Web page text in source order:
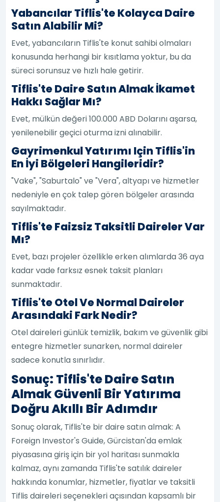
Yabancılar Tiflis'te Kolayca Daire
Satın Alabilir Mi?
Evet, yabancıların Tiflis'te konut sahibi olmaları
konusunda herhangi bir kısıtlama yoktur, bu da
süreci sorunsuz ve hızlı hale getirir.
Tiflis'te Daire Satın Almak İkamet
Hakkı Sağlar Mı?
Evet, mülkün değeri 100.000 ABD Dolarını aşarsa,
yenilenebilir geçici oturma izni alınabilir.
Gayrimenkul Yatırımı Için Tiflis'in
En İyi Bölgeleri Hangileridir?
"Vake", "Saburtalo" ve "Vera", altyapı ve hizmetler
nedeniyle en çok talep gören bölgeler arasında
sayılmaktadır.
Tiflis'te Faizsiz Taksitli Daireler Var
Mı?
Evet, bazı projeler özellikle erken alımlarda 36 aya
kadar vade farksız esnek taksit planları
sunmaktadır.
Tiflis'te Otel Ve Normal Daireler
Arasındaki Fark Nedir?
Otel daireleri günlük temizlik, bakım ve güvenlik gibi
entegre hizmetler sunarken, normal daireler
sadece konutla sınırlıdır.
Sonuç: Tiflis'te Daire Satın
Almak Güvenli Bir Yatırıma
Doğru Akıllı Bir Adımdır
Sonuç olarak, Tiflis'te bir daire satın almak: A
Foreign Investor's Guide, Gürcistan'da emlak
piyasasına giriş için bir yol haritası sunmakla
kalmaz, aynı zamanda Tiflis'te satılık daireler
hakkında konumlar, hizmetler, fiyatlar ve taksitli
Tiflis daireleri seçenekleri açısından kapsamlı bir